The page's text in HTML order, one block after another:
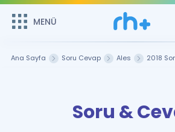
MENÜ
Remzi Hoca ile seni sınava
bekliyor!
MENÜ
Çalışma Paketleri
Ana Sayfa Soru Cevap Ales 2018
Soru &